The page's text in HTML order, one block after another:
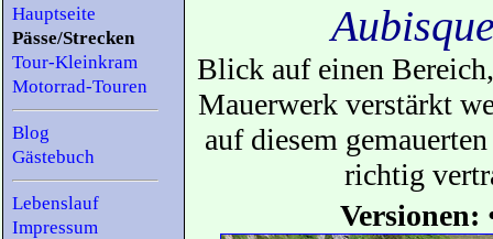
Hauptseite
Pässe/Strecken
Tour-Kleinkram
Motorrad-Touren
Blog
Gästebuch
Lebenslauf
Impressum
Blick auf einen
Mauerwerk verstärkt
auf diesem
richtig
Versionen: